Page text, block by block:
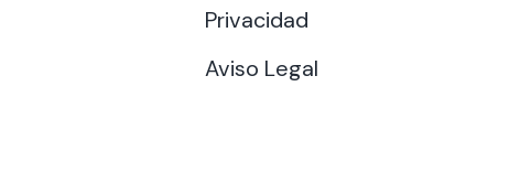
Privacidad
Aviso Legal